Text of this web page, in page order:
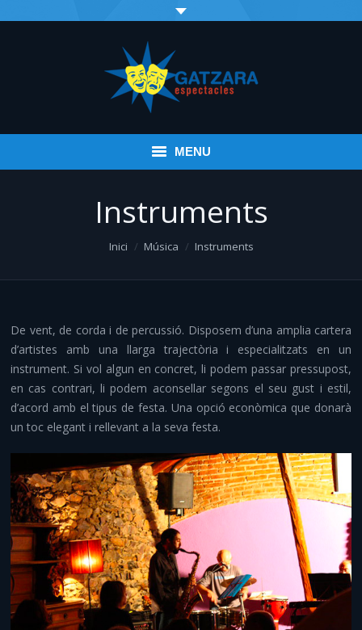
MENU
Comiats i aventura
Altres serveis
Infraestructures i material
Contacte
Instruments
Inici Música Instruments
De vent, de corda i de percussió. Disposem d’una amplia cartera
d’artistes amb una llarga trajectòria i especialitzats en un
instrument. Si vol algun en concret, li podem passar pressupost,
en cas contrari, li podem aconsellar segons el seu gust i estil,
d’acord amb el tipus de festa. Una opció econòmica que donarà
un toc elegant i rellevant a la seva festa.